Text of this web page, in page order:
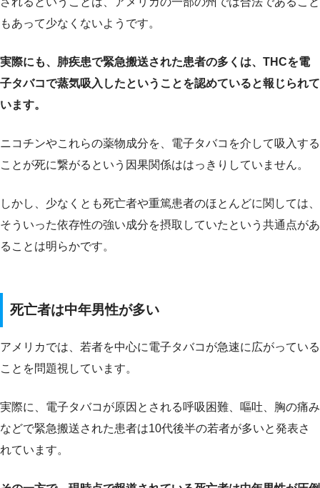
もあって少なくないようです。
実際にも、肺疾患で緊急搬送された患者の多くは、THCを電
子タバコで蒸気吸入したということを認めていると報じられて
います。
ニコチンやこれらの薬物成分を、電子タバコを介して吸入する
ことが死に繋がるという因果関係ははっきりしていません。
しかし、少なくとも死亡者や重篤患者のほとんどに関しては、
そういった依存性の強い成分を摂取していたという共通点があ
ることは明らかです。
死亡者は中年男性が多い
アメリカでは、若者を中心に電子タバコが急速に広がっている
ことを問題視しています。
実際に、電子タバコが原因とされる呼吸困難、嘔吐、胸の痛み
などで緊急搬送された患者は10代後半の若者が多いと発表さ
れています。